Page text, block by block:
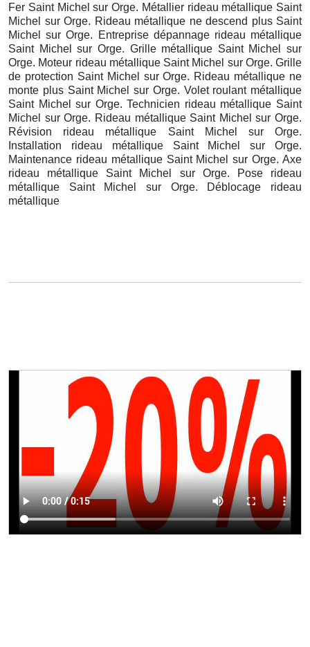
Fer Saint Michel sur Orge. Métallier rideau métallique Saint
Michel sur Orge. Rideau métallique ne descend plus Saint
Michel sur Orge. Entreprise dépannage rideau métallique
Saint Michel sur Orge. Grille métallique Saint Michel sur
Orge. Moteur rideau métallique Saint Michel sur Orge. Grille
de protection Saint Michel sur Orge. Rideau métallique ne
monte plus Saint Michel sur Orge. Volet roulant métallique
Saint Michel sur Orge. Technicien rideau métallique Saint
Michel sur Orge. Rideau métallique Saint Michel sur Orge.
Révision rideau métallique Saint Michel sur Orge.
Installation rideau métallique Saint Michel sur Orge.
Maintenance rideau métallique Saint Michel sur Orge. Axe
rideau métallique Saint Michel sur Orge. Pose rideau
métallique Saint Michel sur Orge. Déblocage rideau
métallique